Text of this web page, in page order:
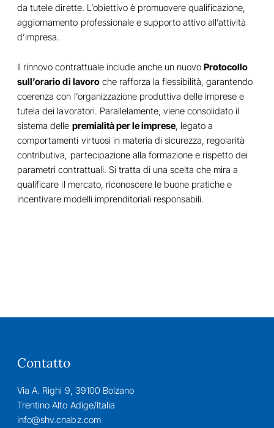
da tutele dirette. L’obiettivo è promuovere qualificazione,
aggiornamento professionale e supporto attivo all’attività
d’impresa.
Il rinnovo contrattuale include anche un nuovoProtocollo
sull’orario di lavoroche rafforza la flessibilità, garantendo
coerenza con l’organizzazione produttiva delle imprese e
tutela dei lavoratori. Parallelamente, viene consolidato il
sistema delle premialità per le imprese, legato a
comportamenti virtuosi in materia di sicurezza, regolarità
contributiva, partecipazione alla formazione e rispetto dei
parametri contrattuali. Si tratta di una scelta che mira a
qualificare il mercato, riconoscere le buone pratiche e
incentivare modelli imprenditoriali responsabili.
Contatto
Via A. Righi 9, 39100 Bolzano
Trentino Alto Adige/Italia
info@shv.cnabz.com